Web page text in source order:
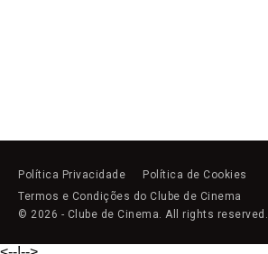
Política Privacidade
Política de Cookies
Termos e Condições do Clube de Cinema
© 2026 - Clube de Cinema. All rights reserved.